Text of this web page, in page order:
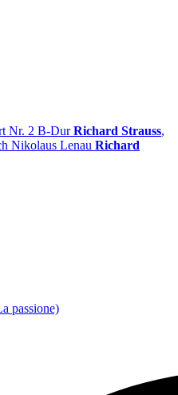
Nr. 2 B-DurRichard Strauss,
Nikolaus Lenau Richard
passione)